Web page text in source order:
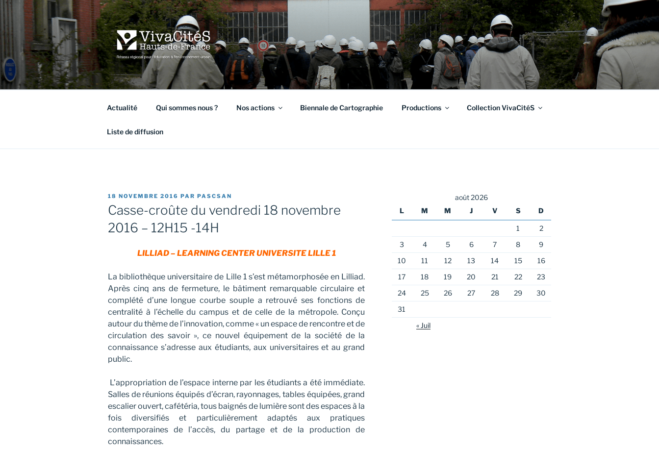
Aller
contenu
principal
VIVACITÉS HAUTS-DE-FRANCE
Réseau régional pour l'éducation à l'environnement urbain
Actualité Qui sommes nous ? Nos actions Biennale de Cartographie Productions Collection VivaCitéS
Liste de diffusion
PUBLIÉ
LE
18 NOVEMBRE 2016 PAR PASCSAN
Casse-croûte du vendredi 18 novembre
2016 – 12H15 -14H
LILLIAD – LEARNING CENTER UNIVERSITE LILLE 1
La bibliothèque universitaire de Lille 1 s’est métamorphosée en Lilliad.
Après cinq ans de fermeture, le bâtiment remarquable circulaire et
complété d’une longue courbe souple a retrouvé ses fonctions de
centralité à l’échelle du campus et de celle de la métropole. Conçu
autour du thème de l’innovation, comme « un espace de rencontre et de
circulation des savoir », ce nouvel équipement de la société de la
connaissance s’adresse aux étudiants, aux universitaires et au grand
public.
L’appropriation de l’espace interne par les étudiants a été immédiate.
Salles de réunions équipés d’écran, rayonnages, tables équipées, grand
escalier ouvert, cafétéria, tous baignés de lumière sont des espaces à la
fois diversifiés et particulièrement adaptés aux pratiques
contemporaines de l’accès, du partage et de la production de
connaissances.
août 2026
L
M M J V S D
1
2
3
4 5 6 7 8
9
10
11 12 13 14 15
16
17
18 19 20 21 22
23
24
25 26 27 28 29
30
31
« Juil